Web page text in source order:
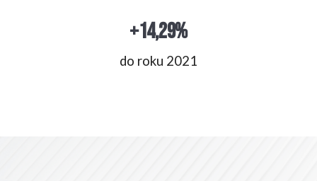
+14,29%
do roku 2021